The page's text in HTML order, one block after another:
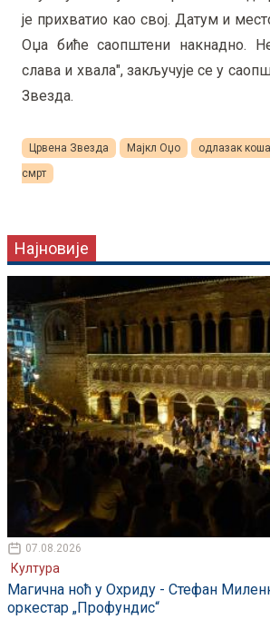
је прихватио као свој. Датум и
Оџа биће саопштени накнадно.
слава и хвала", закључује се у
Звезда.
Црвена Звезда Мајкл Оџо одлазак
смрт
Најновије
07.08.2026
Култура
Магична ноћ у Охриду - Стефан
оркестар „Профундис“